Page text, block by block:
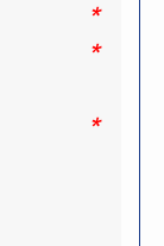
*
*
*